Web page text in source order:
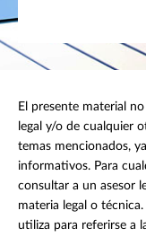
El presente material
legal y/o de cualquier
temas mencionados,
informativos. Para
consultar a un asesor
materia legal o
utiliza para referirse a